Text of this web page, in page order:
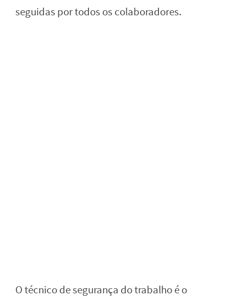
seguidas por todos os colaboradores.
O técnico de segurança do trabalho é o